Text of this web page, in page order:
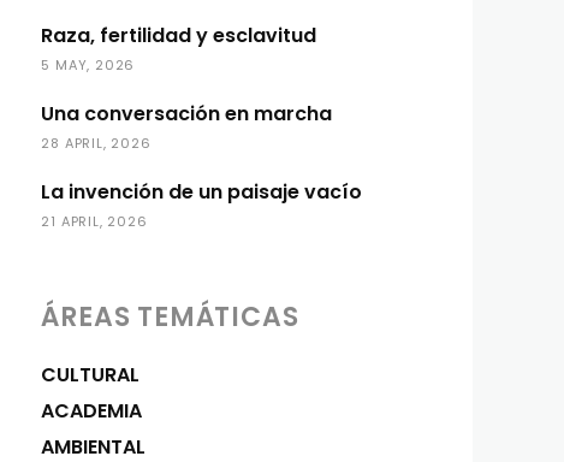
Raza, fertilidad y esclavitud
5 MAY, 2026
Una conversación en marcha
28 APRIL, 2026
La invención de un paisaje vacío
21 APRIL, 2026
ÁREAS TEMÁTICAS
CULTURAL
ACADEMIA
AMBIENTAL